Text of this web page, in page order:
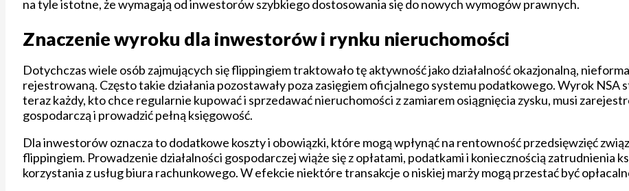
na tyle istotne, że wymagają od inwestorów szybkiego dostosowania się do nowych wymogów prawnych.
Znaczenie wyroku dla inwestorów i rynku nieruchomości
Dotychczas wiele osób zajmujących się flippingiem traktowało tę aktywność jako działalność okazjonalną,
rejestrowaną. Często takie działania pozostawały poza zasięgiem oficjalnego systemu podatkowego. Wyrok NSA
teraz każdy, kto chce regularnie kupować i sprzedawać nieruchomości z zamiarem osiągnięcia zysku, musi
gospodarczą i prowadzić pełną księgowość.
Dla inwestorów oznacza to dodatkowe koszty i obowiązki, które mogą wpłynąć na rentowność przedsięwzięć
flippingiem. Prowadzenie działalności gospodarczej wiąże się z opłatami, podatkami i koniecznością zatrudnienia
korzystania z usług biura rachunkowego. W efekcie niektóre transakcje o niskiej marży mogą przestać być